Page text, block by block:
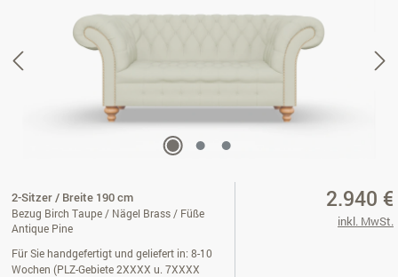
2-Sitzer / Breite 190 cm
Bezug Birch Taupe / Nägel Brass / Füße
Antique Pine
Für Sie handgefertigt und geliefert in: 8-10
Wochen (PLZ-Gebiete 2XXXX u. 7XXXX
2.940 €
inkl. MwSt.